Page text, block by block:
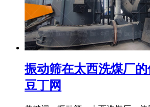
振动筛在太西洗煤厂
豆丁网